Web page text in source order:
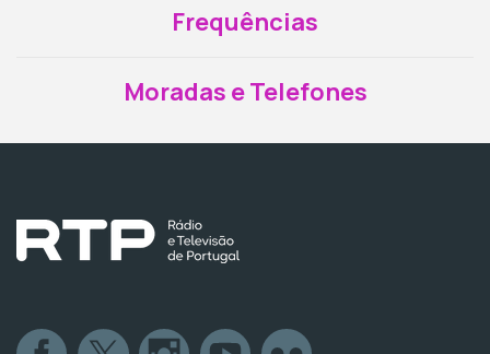
Frequências
Moradas e Telefones